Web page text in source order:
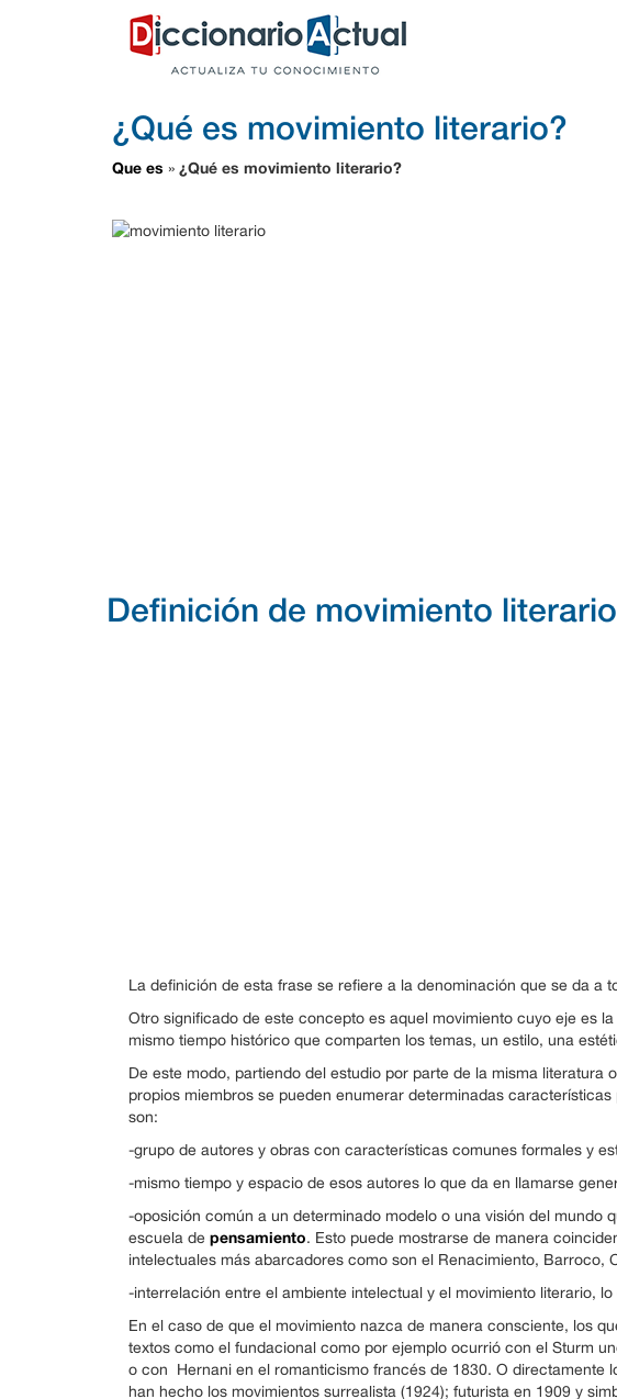
¿Qué es movimiento literario?
Que es » ¿Qué es movimiento literario?
Definición de movimiento literario
La definición de esta frase se refiere a la denominación que se da a
Otro significado de este concepto es aquel movimiento cuyo eje es
mismo tiempo histórico que comparten los temas, un estilo, una
De este modo, partiendo del estudio por parte de la misma literatura
propios miembros se pueden enumerar determinadas
son:
-grupo de autores y obras con características comunes formales y
-mismo tiempo y espacio de esos autores lo que da en llamarse
-oposición común a un determinado modelo o una visión del mundo
escuela de pensamiento. Esto puede mostrarse de manera
intelectuales más abarcadores como son el Renacimiento, Barroco,
-interrelación entre el ambiente intelectual y el movimiento literario,
En el caso de que el movimiento nazca de manera consciente, los
textos como el fundacional como por ejemplo ocurrió con el Sturm
o con Hernani en el romanticismo francés de 1830. O directamente
han hecho los movimientos surrealista (1924); futurista en 1909 y